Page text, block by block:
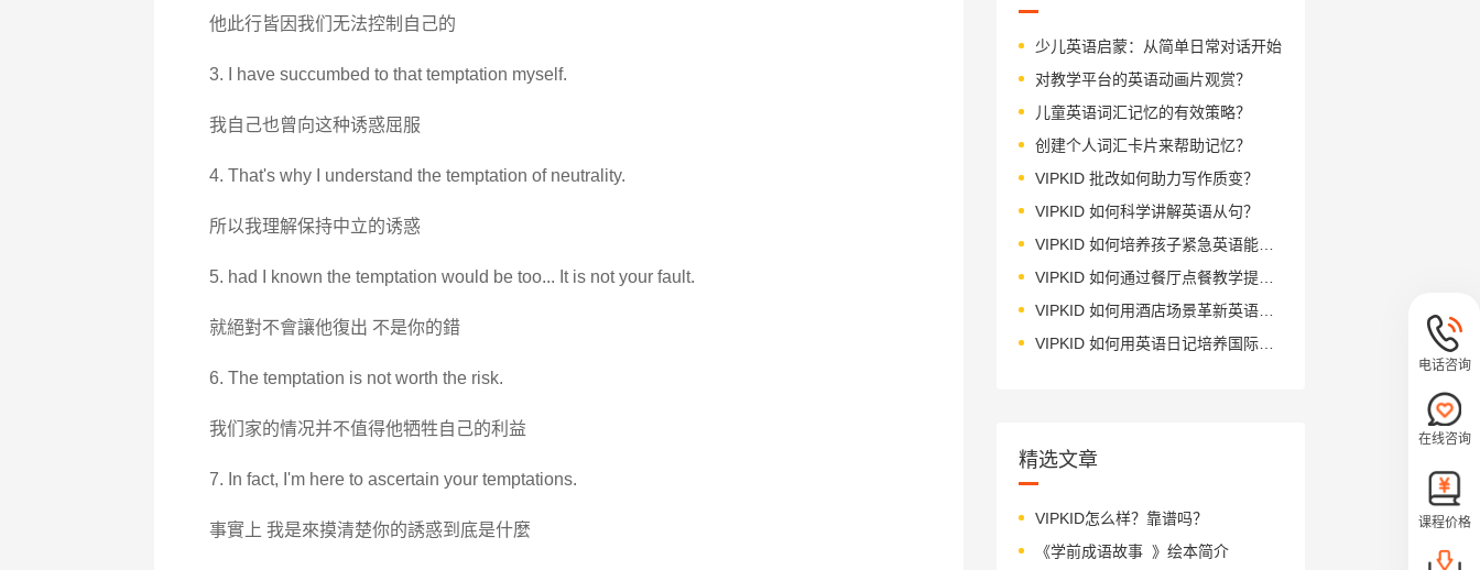
他此行皆因我们无法控制自己的
3. I have succumbed to that temptation myself.
我自己也曾向这种诱惑屈服
4. That's why I understand the temptation of neutrality.
所以我理解保持中立的诱惑
5. had I known the temptation would be too... It is not your fault.
就絕對不會讓他復出 不是你的錯
6. The temptation is not worth the risk.
我们家的情况并不值得他牺牲自己的利益
7. In fact, I'm here to ascertain your temptations.
事實上 我是來摸清楚你的誘惑到底是什麼
少儿英语启蒙：从简单日常对话开始
对教学平台的英语动画片观赏？
儿童英语词汇记忆的有效策略？
创建个人词汇卡片来帮助记忆？
VIPKID 批改如何助力写作质变？
VIPKID 如何科学讲解英语从句？
VIPKID 如何培养孩子紧急英语能力？
VIPKID 如何通过餐厅点餐教学提升少儿英语应用能力？
VIPKID 如何用酒店场景革新英语教学？
VIPKID 如何用英语日记培养国际化人才？
精选文章
VIPKID怎么样？靠谱吗？
《学前成语故事 》绘本简介
电话咨询
在线咨询
课程价格